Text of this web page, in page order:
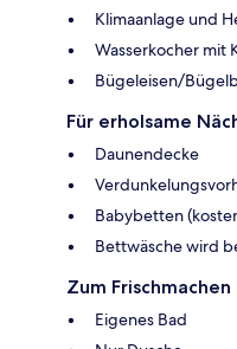
Klimaanlage und
Wasserkocher mit
Bügeleisen/
Für erholsame
Daunendecke
Babybetten
Bettwäsche wird
Zum Frischmachen
Eigenes Bad